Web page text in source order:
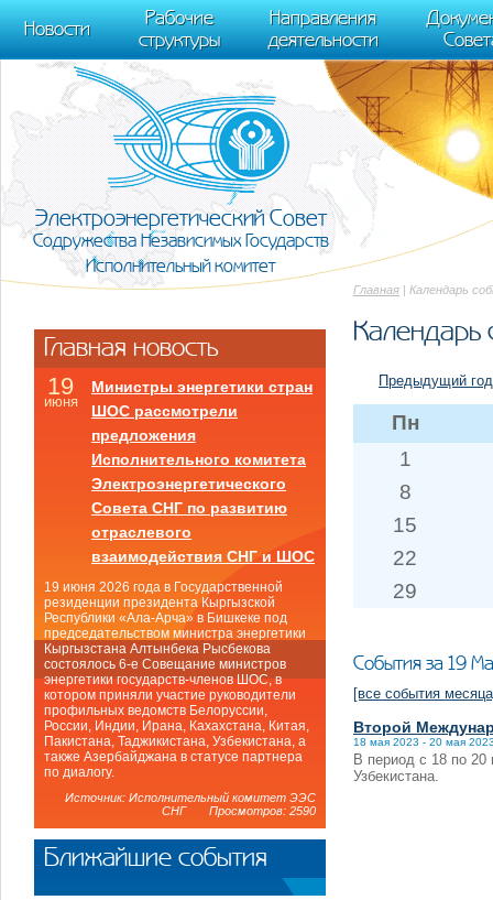
m[i].l=1*new Date(); for (var j = 0; j < document.scripts.length; j++) {if
[0],k.async=1,k.src=r,a.parentNode.insertBefore(k,a)}) (window,
trackLinks:true, accurateTrackBounce:true });
Новости
Рабочие
структуры
Направления
деятельности
Электроэнергетический Совет
Содружества Независимых Государств
Исполнительный комитет
Главная | Календарь
Календарь
Предыдущий год
Пн
1
8
15
22
29
События за 19
[все события
Второй
18 мая 2023 - 20 мая
В период с 18 по
Узбекистана.
Главная новость
19
июня
Министры энергетики стран
ШОС рассмотрели
предложения
Исполнительного комитета
Электроэнергетического
Совета СНГ по развитию
отраслевого
взаимодействия СНГ и ШОС
19 июня 2026 года в Государственной
резиденции президента Кыргызской
Республики «Ала-Арча» в Бишкеке под
председательством министра энергетики
Кыргызстана Алтынбека Рысбекова
состоялось 6-е Совещание министров
энергетики государств-членов ШОС, в
котором приняли участие руководители
профильных ведомств Белоруссии,
России, Индии, Ирана, Кахахстана, Китая,
Пакистана, Таджикистана, Узбекистана, а
также Азербайджана в статусе партнера
по диалогу.
Источник: Исполнительный комитет ЭЭС
СНГ Просмотров: 2590
Ближайшие события